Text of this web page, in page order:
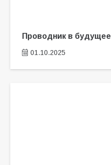
Проводник в будущее
01.10.2025